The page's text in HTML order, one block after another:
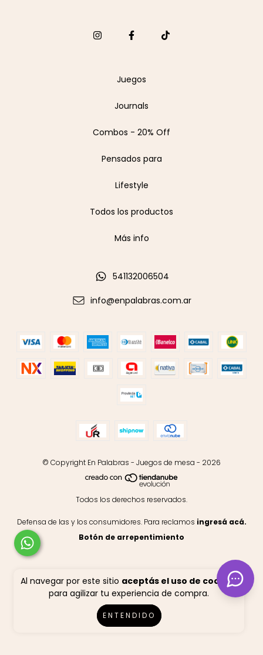
Al navegar por este sitio aceptás el uso de cookies
para agilizar tu experiencia de compra.
ENTENDIDO
Juegos
Journals
Combos - 20% Off
Pensados para
Lifestyle
Todos los productos
Más info
541132006504
info@enpalabras.com.ar
© Copyright En Palabras - Juegos de mesa - 2026
Todos los derechos reservados.
Defensa de las y los consumidores. Para reclamos ingresá acá.
Botón de arrepentimiento